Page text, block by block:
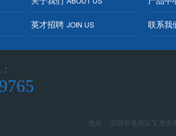
英才招聘 JOIN US 联系我
地址：深圳市龙岗区宝龙